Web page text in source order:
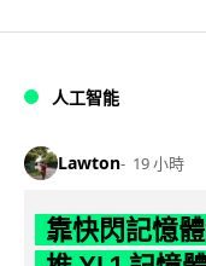
人工智能
Lawton 19 小時
靠快閃記憶